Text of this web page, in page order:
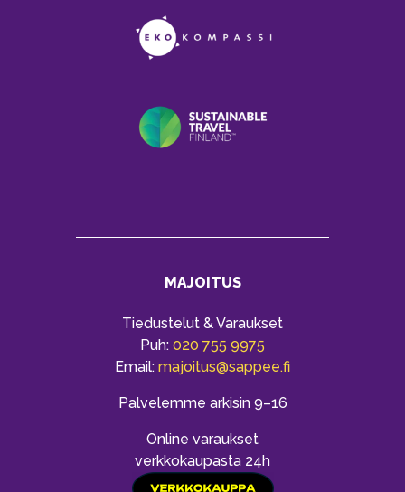
MAJOITUS
Tiedustelut & Varaukset
Puh: 020 755 9975
Email: majoitus@sappee.fi
Palvelemme arkisin 9–16
Online varaukset
verkkokaupasta 24h